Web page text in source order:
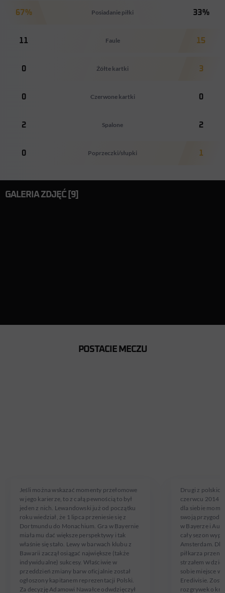
67% Posiadanie piłki 33%
11 Faule 15
0 Żółte kartki 3
0 Czerwone kartki 0
2 Spalone 2
0 Poprzeczki/słupki 1
GALERIA ZDJĘĆ [9]
POSTACIE MECZU
Jeśli można wskazać momenty przełomowe
w jego karierze, to z całą pewnością to był
jeden z nich. Lewandowski już od początku
roku wiedział, że 1 lipca przeniesie się z
Dortmundu do Monachium. Gra w Bayernie
miała mu dać większe perspektywy i tak
właśnie się stało. Lewy w barwach klubu z
Bawarii zaczął osiągać największe (także
indywidualne) sukcesy. Właściwie w
przeddzień zmiany barw oficjalnie został
ogłoszony kapitanem reprezentacji Polski.
Za decyzję Adamowi Nawałce odwdzięczył
Drugi z
czerwcu 2014
dla siebie
swoją przygodę
w Bayerze i
cały sezon
Amsterdam.
piłkarza
strzałem w
sobie miejsce w
Eredivisie.
rozgrywek o